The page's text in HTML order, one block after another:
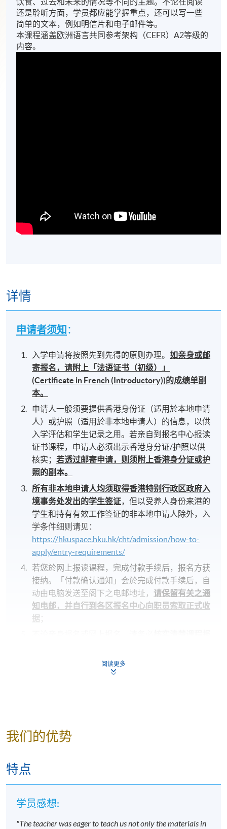
还是聆听方面，学员都应能掌握重点，还可以写一些
简单的文本，例如明信片和电子邮件等。
本课程涵盖欧洲语言共同参考架构（CEFR）A2等级的
内容。
详情
申请者须知 ：
入学申请将按照先到先得的原则办理。如亲身或邮
寄报名，请附上「法语证书（初级）」
(Certificate in French (Introductory))的成绩单副
本。
申请人一般须要提供香港身份证（适用於本地申请
人）或护照（适用於非本地申请人）的信息，以供
入学评估和学生记录之用。若亲自到报名中心报读
证书课程，申请人必须出示香港身分证/护照以供
核实；若透过邮寄申请，则须附上香港身分证或护
照的副本。
所有非本地申请人均须取得香港特别行政区政府入
境事务处发出的学生签证，但以受养人身份来港的
学生和持有有效工作签证的非本地申请人除外，入
学条件细则请见：
https://hkuspace.hku.hk/cht/admission/how-to-
apply/entry-requirements/
若您於网上报读课程，完成付款手续后，报名方获
接纳。「付款确认通知」会於完成付款手续后，自
动由电脑发送至阁下之电邮地址， 请保留有关之通
知电邮，并自行到各区报名中心向职员索取正式收
据；
别，请立刻通知本校。
若您於开课前一星期内报名，请立刻联系本部门以
包含详细的课程安排和书籍清单
书籍时可以享受折扣，除书籍以外的其他课程材料
但在其他情况下，则不设退款，学员也不能转至其
他班别或课程
阅读更多
我们的优势
特点
学员感想:
"The teacher was eager to teach us not only the materials in